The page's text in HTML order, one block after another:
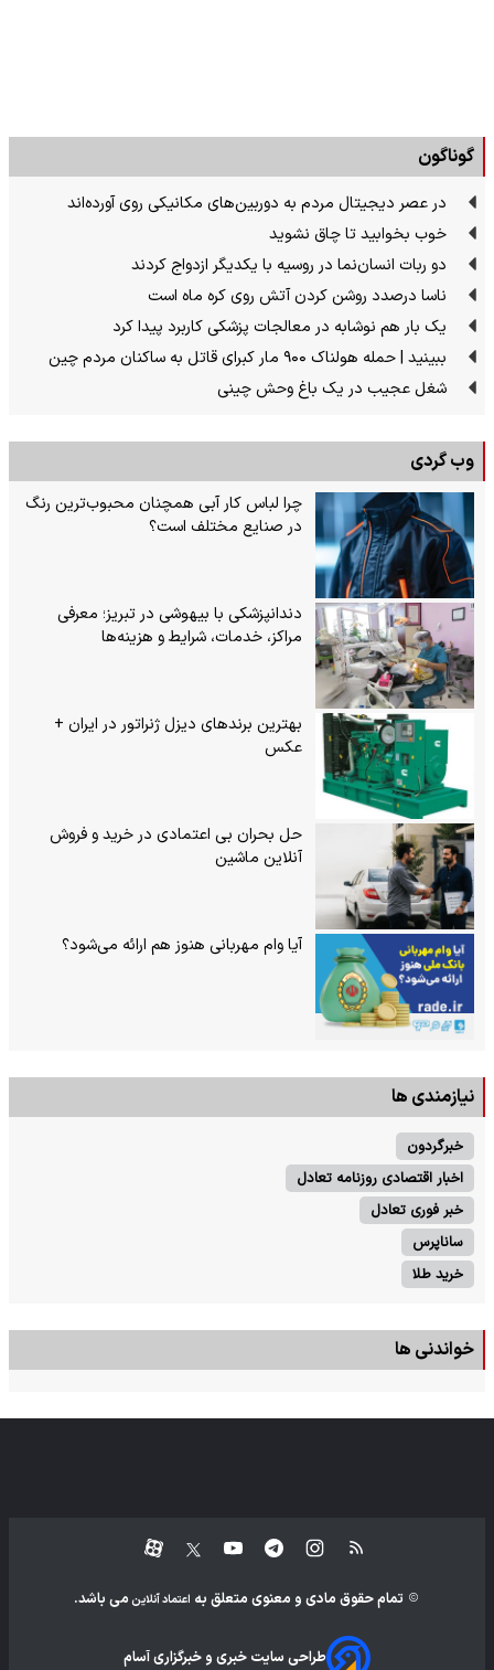
گوناگون
در عصر دیجیتال مردم به دوربین‌های مکانیکی روی آورده‌اند
خوب بخوابید تا چاق نشوید
دو ربات انسان‌نما در روسیه با یکدیگر ازدواج کردند
ناسا درصدد روشن کردن آتش روی کره ماه است
یک بار هم نوشابه در معالجات پزشکی کاربرد پیدا کرد
ببینید | حمله هولناک ۹۰۰ مار کبرای قاتل به ساکنان مردم چین
شغل عجیب در یک باغ وحش چینی
وب گردی
چرا لباس کار آبی همچنان محبوب‌ترین رنگ
در صنایع مختلف است؟
دندانپزشکی با بیهوشی در تبریز؛ معرفی
مراکز، خدمات، شرایط و هزینه‌ها
بهترین برندهای دیزل ژنراتور در ایران +
عکس
حل بحران بی‌ اعتمادی در خرید و فروش
آنلاین ماشین
آیا وام مهربانی هنوز هم ارائه می‌شود؟
نیازمندی ها
خبرگردون
اخبار اقتصادی روزنامه تعادل
خبر فوری تعادل
ساناپرس
خرید طلا
خواندنی ها
تمام حقوق مادی و معنوی متعلق به اعتماد آنلاین می باشد.
طراحی سایت خبری و خبرگزاری آسام